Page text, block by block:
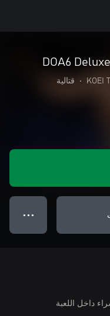
DOA6
KOEI
• قتالية
● ● ●
داخل اللعبة